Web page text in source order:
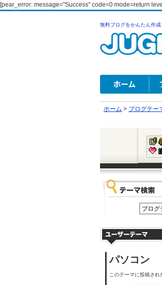
[pear_error: message="Success" code=0 mode=return
無料ブログをかんたん作成
ホーム > ブログテー
パソコン
このテーマに投稿さ